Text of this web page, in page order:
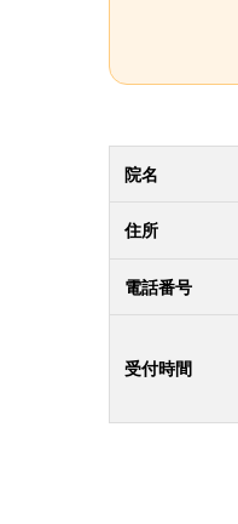
院名
住所
電話番号
受付時間